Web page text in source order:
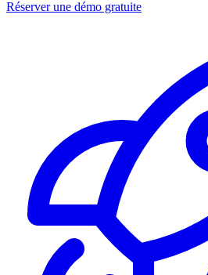
Réserver une démo gratuite